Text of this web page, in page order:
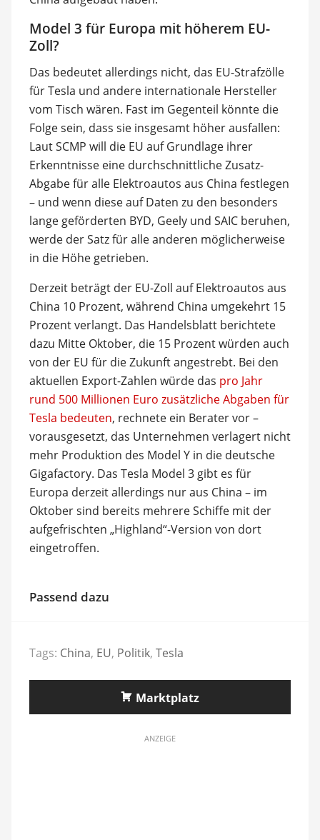
Model 3 für Europa mit höherem EU-
Zoll?
Das bedeutet allerdings nicht, das EU-Strafzölle
für Tesla und andere internationale Hersteller
vom Tisch wären. Fast im Gegenteil könnte die
Folge sein, dass sie insgesamt höher ausfallen:
Laut SCMP will die EU auf Grundlage ihrer
Erkenntnisse eine durchschnittliche Zusatz-
Abgabe für alle Elektroautos aus China festlegen
– und wenn diese auf Daten zu den besonders
lange geförderten BYD, Geely und SAIC beruhen,
werde der Satz für alle anderen möglicherweise
in die Höhe getrieben.
Derzeit beträgt der EU-Zoll auf Elektroautos aus
China 10 Prozent, während China umgekehrt 15
Prozent verlangt. Das Handelsblatt berichtete
dazu Mitte Oktober, die 15 Prozent würden auch
von der EU für die Zukunft angestrebt. Bei den
aktuellen Export-Zahlen würde das pro Jahr
rund 500 Millionen Euro zusätzliche Abgaben für
Tesla bedeuten, rechnete ein Berater vor –
vorausgesetzt, das Unternehmen verlagert nicht
mehr Produktion des Model Y in die deutsche
Gigafactory. Das Tesla Model 3 gibt es für
Europa derzeit allerdings nur aus China – im
Oktober sind bereits mehrere Schiffe mit der
aufgefrischten „Highland“-Version von dort
eingetroffen.
Passend dazu
Tags: China, EU, Politik, Tesla
Marktplatz
ANZEIGE